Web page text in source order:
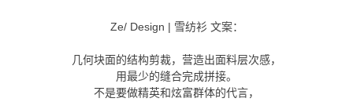
Ze/ Design | 雪纺衫 文案：
几何块面的结构剪裁，营造出面料层次感，
用最少的缝合完成拼接。
不是要做精英和炫富群体的代言，